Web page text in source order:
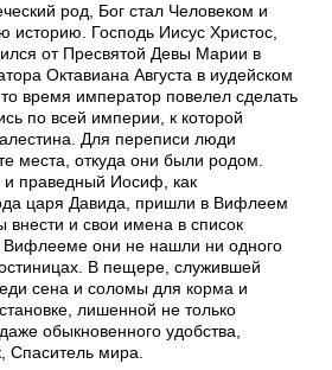
род, Бог стал Человеком и
историю. Господь Иисус Христос,
от Пресвятой Девы Марии в
Октавиана Августа в иудейском
время император повелел сделать
по всей империи, к которой
Для переписи люди
места, откуда они были родом.
праведный Иосиф, как
царя Давида, пришли в Вифлеем
внести и свои имена в список
Вифлееме они не нашли ни одного
В пещере, служившей
сена и соломы для корма и
лишенной не только
обыкновенного удобства,
Спаситель мира.